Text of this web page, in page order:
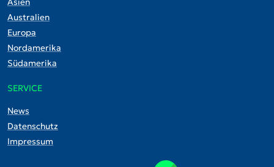
Australien
Europa
Nordamerika
Südamerika
SERVICE
News
Datenschutz
Impressum